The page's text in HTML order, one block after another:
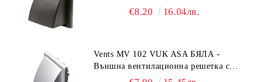
гравитачна клапа Ø 100, Ø 125,
€8.20 16.04лв.
Vents MV 102 VUK ASA БЯЛА -
Външна вентилационна решетка с
гравитачна клапа Ø 100, Ø 125,